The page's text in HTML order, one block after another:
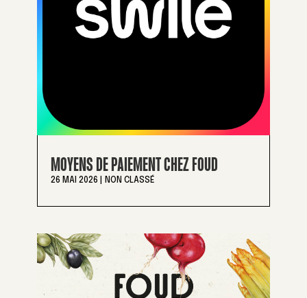
MOYENS DE PAIEMENT CHEZ FOUD
26 MAI 2026 NON CLASSÉ